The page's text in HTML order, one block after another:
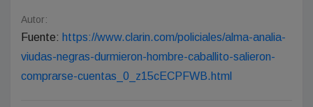
Autor:
Fuente: https://www.clarin.com/policiales/alma-analia-
viudas-negras-durmieron-hombre-caballito-salieron-
comprarse-cuentas_0_z15cECPFWB.html